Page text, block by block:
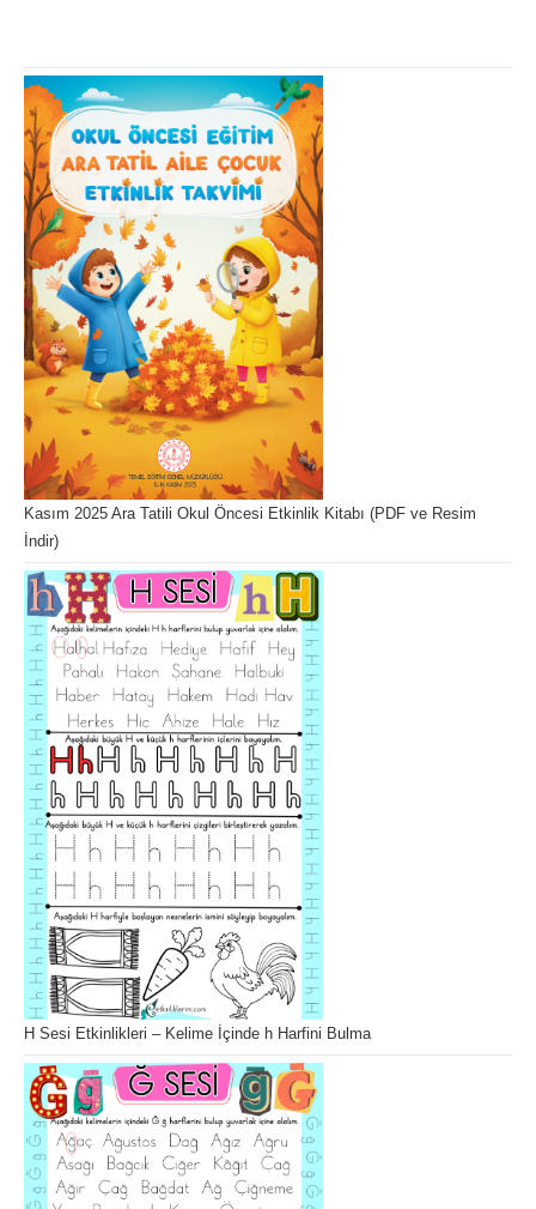
Kasım 2025 Ara Tatili Okul Öncesi Etkinlik Kitabı (PDF ve Resim
İndir)
H Sesi Etkinlikleri – Kelime İçinde h Harfini Bulma